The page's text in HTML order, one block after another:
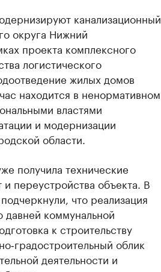
канализационный
округа Нижний
проекта комплексного
логистического
жилых домов
находится в ненормативном
властями
и модернизации
области.
получила технические
переустройства объекта. В
что реализация
давней коммунальной
к строительству
облик
деятельности и